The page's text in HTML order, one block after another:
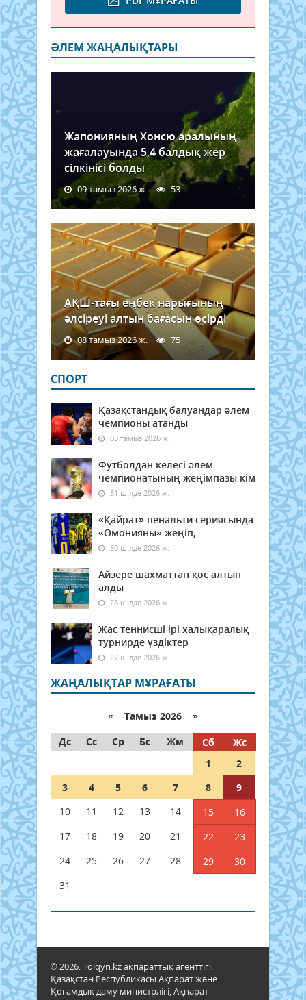
ӘЛЕМ ЖАҢАЛЫҚТАРЫ
Жапонияның Хонсю аралының
жағалауында 5,4 балдық жер
сілкінісі болды
09 тамыз 2026 ж. 53
АҚШ-тағы еңбек нарығының
әлсіреуі алтын бағасын өсірді
08 тамыз 2026 ж. 75
СПОРТ
Қазақстандық балуандар әлем
чемпионы атанды
03 тамыз 2026 ж.
Футболдан келесі әлем
чемпионатының жеңімпазы кім
31 шілде 2026 ж.
«Қайрат» пенальти сериясында
«Омонияны» жеңіп,
30 шілде 2026 ж.
Айзере шахматтан қос алтын
алды
28 шілде 2026 ж.
Жас теннисші ірі халықаралық
турнирде үздіктер
27 шілде 2026 ж.
ЖАҢАЛЫҚТАР МҰРАҒАТЫ
« Тамыз 2026 »
Дс
Сс Ср Бс Жм Сб
Жс
1
2
3
4 5 6 7 8
9
10
11 12 13 14 15
16
17
18 19 20 21 22
23
24
25 26 27 28 29
30
31
© 2026. Tolqyn.kz ақпараттық агенттігі.
Қазақстан Республикасы Ақпарат және
Қоғамдық даму министрлігі, Ақпарат